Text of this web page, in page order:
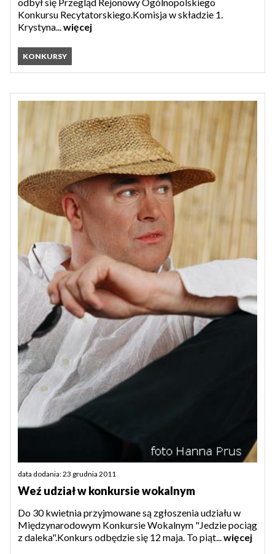
Konkursu Recytatorskiego.Komisja w składzie 1.
Krystyna... więcej
KONKURSY
data dodania: 23 grudnia 2011
Weź udział w konkursie wokalnym
Do 30 kwietnia przyjmowane są zgłoszenia udziału w
Międzynarodowym Konkursie Wokalnym "Jedzie pociąg
z daleka".Konkurs odbędzie się 12 maja. To piąt... więcej